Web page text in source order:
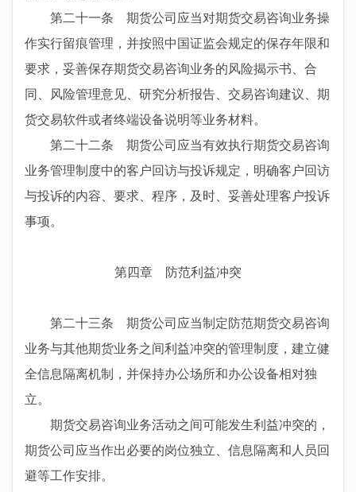
第二十一条 期货公司应当对期货交易咨询业务操
作实行留痕管理，并按照中国证监会规定的保存年限和
要求，妥善保存期货交易咨询业务的风险揭示书、合
同、风险管理意见、研究分析报告、交易咨询建议、期
货交易软件或者终端设备说明等业务材料。
第二十二条 期货公司应当有效执行期货交易咨询
业务管理制度中的客户回访与投诉规定，明确客户回访
与投诉的内容、要求、程序，及时、妥善处理客户投诉
事项。
第四章 防范利益冲突
第二十三条 期货公司应当制定防范期货交易咨询
业务与其他期货业务之间利益冲突的管理制度，建立健
全信息隔离机制，并保持办公场所和办公设备相对独
立。
期货交易咨询业务活动之间可能发生利益冲突的，
期货公司应当作出必要的岗位独立、信息隔离和人员回
避等工作安排。